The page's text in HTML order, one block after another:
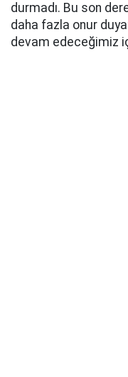
durmadı. Bu son
daha fazla onur
devam edeceğimiz